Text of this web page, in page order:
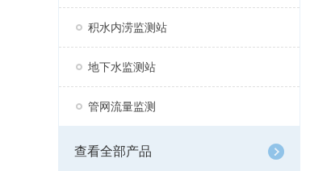
积水内涝监测站
地下水监测站
管网流量监测
查看全部产品